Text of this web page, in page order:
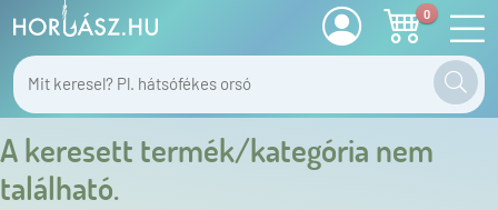
0
A keresett termék/kategória nem
található.